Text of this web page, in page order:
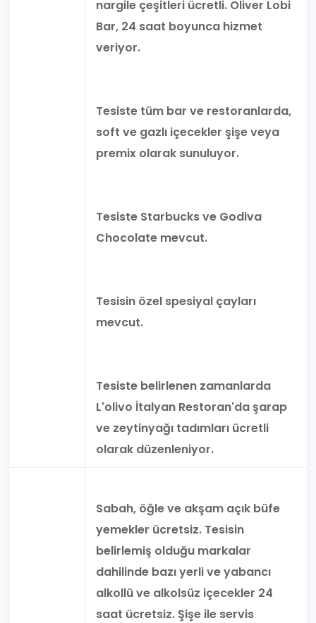
nargile çeşitleri ücretli. Oliver Lobi
Bar, 24 saat boyunca hizmet
veriyor.
Tesiste tüm bar ve restoranlarda,
soft ve gazlı içecekler şişe veya
premix olarak sunuluyor.
Tesiste Starbucks ve Godiva
Chocolate mevcut.
Tesisin özel spesiyal çayları
mevcut.
Tesiste belirlenen zamanlarda
L'olivo İtalyan Restoran'da şarap
ve zeytinyağı tadımları ücretli
olarak düzenleniyor.
Sabah, öğle ve akşam açık büfe
yemekler ücretsiz. Tesisin
belirlemiş olduğu markalar
dahilinde bazı yerli ve yabancı
alkollü ve alkolsüz içecekler 24
saat ücretsiz. Şişe ile servis